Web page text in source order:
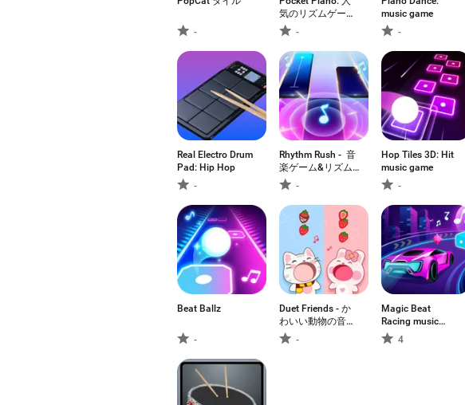
-
気のリズムゲー
ム・音楽ゲーム
-
music game
-
Real Electro Drum
Pad: Hip Hop
-
Rhythm Rush - 音
楽ゲーム&リズム
ゲーム
-
Hop Tiles 3D: Hit
music game
-
Beat Ballz
-
Duet Friends - か
わいい動物の音楽
ゲーム
-
Magic Beat
Racing music
game
4